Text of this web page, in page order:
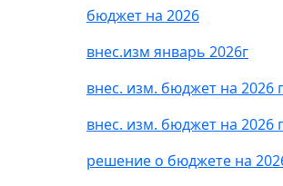
бюджет на 2026
внес.изм январь 2026г
внес. изм. бюджет на 2026
внес. изм. бюджет на 2026
решение о бюджете на